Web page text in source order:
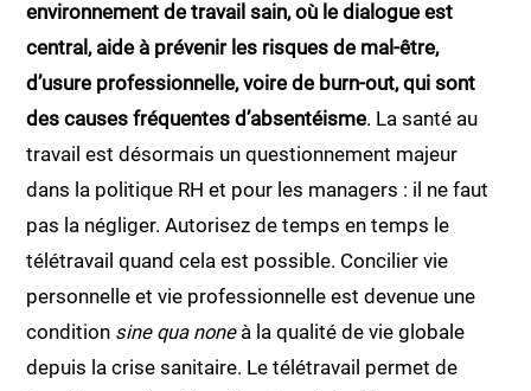
environnement de travail sain, où le dialogue est
central, aide à prévenir les risques de mal-être,
d’usure professionnelle, voire de burn-out, qui sont
des causes fréquentes d’absentéisme. La santé au
travail est désormais un questionnement majeur
dans la politique RH et pour les managers : il ne faut
pas la négliger. Autorisez de temps en temps le
télétravail quand cela est possible. Concilier vie
personnelle et vie professionnelle est devenue une
condition sine qua noneà la qualité de vie globale
depuis la crise sanitaire. Le télétravail permet de